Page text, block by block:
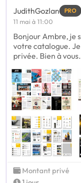
JudithGozlan PRO
11 mai à 11:00
Bonjour Ambre, je
votre catalogue.
privée. Bien à
Montant privé